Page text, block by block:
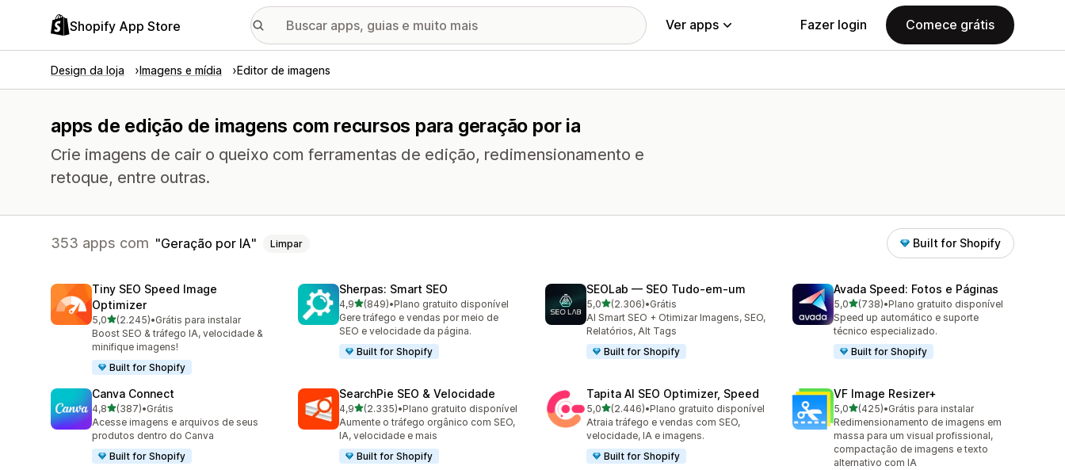
Shopify App Store Ver apps Fazer login Comece grátis
Design da loja Imagens e mídia Editor de imagens
apps de edição de imagens com recursos para geração por ia
Crie imagens de cair o queixo com ferramentas de edição, redimensionamento e
retoque, entre outras.
353 apps com Geração por IA Limpar Built for Shopify
Tiny SEO Speed Image
Optimizer
5,0de 5 estrelas
(2.245)
2245 avaliações ao todo
•Grátis para instalar
Boost SEO & tráfego IA, velocidade &
minifique imagens!
Built for Shopify
Sherpas: Smart SEO
4,9de 5 estrelas
(849)
849 avaliações ao todo
•Plano gratuito disponível
Gere tráfego e vendas por meio de
SEO e velocidade da página.
Built for Shopify
SEOLab — SEO Tudo‑em‑um
5,0de 5 estrelas
(2.306)
2306 avaliações ao todo
•Grátis
AI Smart SEO + Otimizar Imagens, SEO,
Relatórios, Alt Tags
Built for Shopify
Avada Speed: Fotos e Páginas
5,0de 5 estrelas
(738)
738 avaliações ao todo
•Plano gratuito disponível
Speed up automático e suporte
técnico especializado.
Built for Shopify
Canva Connect
4,8de 5 estrelas
(387)
387 avaliações ao todo
•Grátis
Acesse imagens e arquivos de seus
produtos dentro do Canva
Built for Shopify
SearchPie SEO & Velocidade
4,9de 5 estrelas
(2.335)
2335 avaliações ao todo
•Plano gratuito disponível
Aumente o tráfego orgânico com SEO,
IA, velocidade e mais
Built for Shopify
Tapita AI SEO Optimizer, Speed
5,0de 5 estrelas
(2.446)
2446 avaliações ao todo
•Plano gratuito disponível
Atraia tráfego e vendas com SEO,
velocidade, IA e imagens.
Built for Shopify
VF Image Resizer+
5,0de 5 estrelas
(425)
425 avaliações ao todo
•Grátis para instalar
Redimensionamento de imagens em
massa para um visual profissional,
compactação de imagens e texto
alternativo com IA